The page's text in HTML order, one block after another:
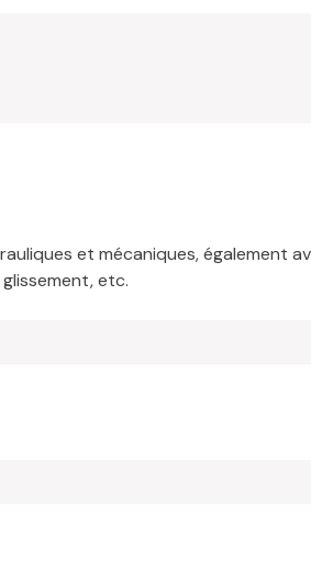
et mécaniques, également
etc.